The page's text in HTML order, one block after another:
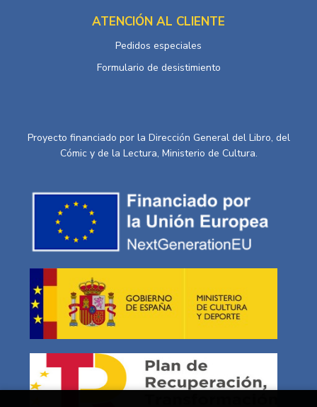
ATENCIÓN AL CLIENTE
Pedidos especiales
Formulario de desistimiento
Proyecto financiado por la Dirección General del Libro, del
Cómic y de la Lectura, Ministerio de Cultura.